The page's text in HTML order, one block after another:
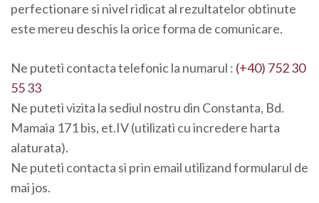
perfectionare si nivel ridicat al rezultatelor obtinute
este mereu deschis la orice forma de comunicare.
Ne puteti contacta telefonic la numarul : (+40) 752 30
55 33
Ne puteti vizita la sediul nostru din Constanta, Bd.
Mamaia 171 bis, et.IV (utilizati cu incredere harta
alaturata).
Ne puteti contacta si prin email utilizand formularul de
mai jos.